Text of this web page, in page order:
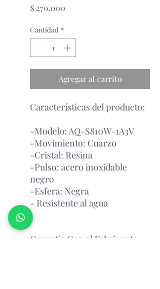
$ 270.000
Cantidad *
Agregar al carrito
Características del producto:
-Modelo: AQ-S810W-1A3V
-Movimiento: Cuarzo
-Cristal: Resina
-Pulso: acero inoxidable
negro
-Esfera: Negra
- Resistente al agua
Garantía Con el Fabricante.